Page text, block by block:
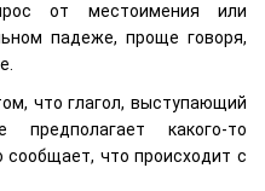
от местоимения или
падеже, проще говоря,
что глагол, выступающий
какого-то
что происходит с